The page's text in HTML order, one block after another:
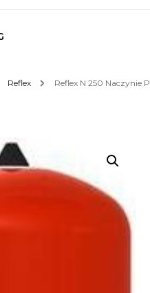
Reflex Reflex N 250 Naczynie